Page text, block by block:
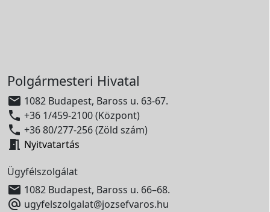
Polgármesteri Hivatal
 1082 Budapest, Baross u. 63-67.
 +36 1/459-2100 (Központ)
 +36 80/277-256 (Zöld szám)
 Nyitvatartás
Ügyfélszolgálat
 1082 Budapest, Baross u. 66–68.
 ugyfelszolgalat@jozsefvaros.hu